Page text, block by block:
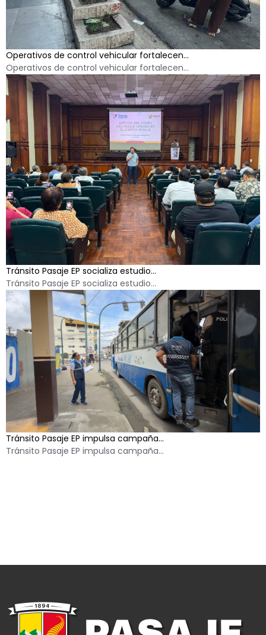
Operativos de control vehicular fortalecen...
Operativos de control vehicular fortalecen...
Tránsito Pasaje EP socializa estudio...
Tránsito Pasaje EP socializa estudio...
Tránsito Pasaje EP impulsa campaña...
Tránsito Pasaje EP impulsa campaña...